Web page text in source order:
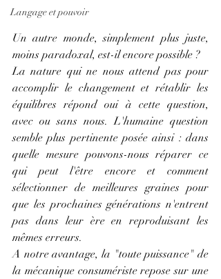
Langage et pouvoir
Un autre monde, simplement plus juste,
moins paradoxal, est-il encore possible ?
La nature qui ne nous attend pas pour
accomplir le changement et rétablir les
équilibres répond oui à cette question,
avec ou sans nous. L'humaine question
semble plus pertinente posée ainsi : dans
quelle mesure pouvons-nous réparer ce
qui peut l'être encore et comment
sélectionner de meilleures graines pour
que les prochaines générations n'entrent
pas dans leur ère en reproduisant les
mêmes erreurs.
A notre avantage, la "toute puissance" de
la mécanique consumériste repose sur une